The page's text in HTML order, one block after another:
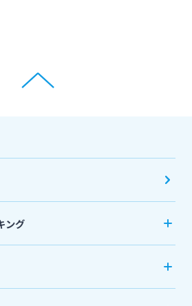
ング
バンキングサービス「いっちゃ